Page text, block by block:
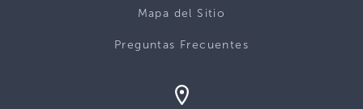
Mapa del Sitio
Preguntas Frecuentes